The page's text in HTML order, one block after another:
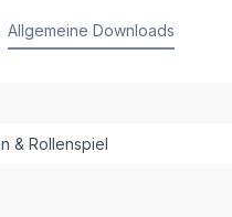
Allgemeine Downloads
& Rollenspiel